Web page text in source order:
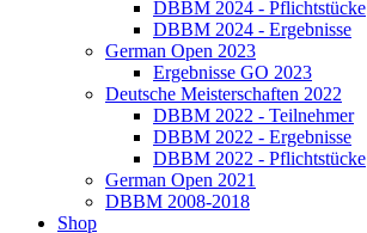
DBBM 2024 - Pflichtstücke
DBBM 2024 - Ergebnisse
German Open 2023
Ergebnisse GO 2023
Deutsche Meisterschaften 2022
DBBM 2022 - Teilnehmer
DBBM 2022 - Ergebnisse
DBBM 2022 - Pflichtstücke
German Open 2021
DBBM 2008-2018
Shop